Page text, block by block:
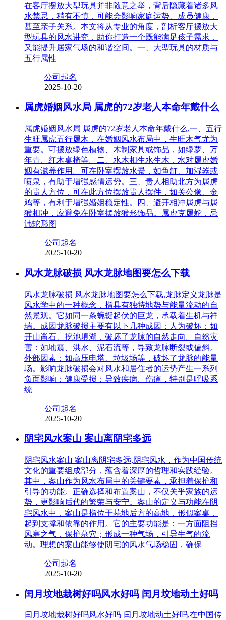
在客厅摆放大型玩具并非随意之举，背后隐藏着诸多风
水禁忌，稍有不慎，可能会影响家庭运势、成员健康，
甚至亲子关系。本文将从专业的角度，剖析客厅摆放大
型玩具的风水讲究，助你打造一个既能满足孩子需求，
又能提升居家气场的和谐空间。一、大型玩具的材质与
五行属性
公司起名
2025-10-20
属虎婚姻风水局 属虎的72岁老人本命年戴什么
属虎婚姻风水局 属虎的72岁老人本命年戴什么,一、五行
生旺属虎五行属木，在婚姻风水布局中，生旺木气尤为
重要。可摆放绿色植物、木制家具或饰品，如绿萝、万
年青、红木桌椅等。二、水木相生水生木，水对属虎婚
姻有滋养作用。可在卧室摆放水景，如鱼缸、加湿器或
喷泉，有助于增强感情运势。三、贵人相助北方为属虎
的贵人方位，可在此方位摆放贵人摆件，如关公像、金
鸡等，有利于增强婚姻稳定性。四、避开相冲属虎与属
猴相冲，应避免在卧室摆放猴形饰品。属虎克属蛇，忌
讳蛇形图
公司起名
2025-10-20
风水龙脉破损 风水龙脉地图要怎么下载
风水龙脉破损 风水龙脉地图要怎么下载,龙脉定义龙脉是
风水学中的一种概念，指具有独特地势与能量流动的自
然景观。它如同一条蜿蜒起伏的巨龙，承载着生机与祥
瑞。成因龙脉破损主要有以下几种成因：人为破坏：如
开山凿石、挖池填湖，破坏了龙脉的自然走向。自然灾
害：如地震、洪水、泥石流等，导致龙脉断裂或偏斜。
外部因素：如高压电塔、垃圾场等，破坏了龙脉的能量
场。影响龙脉破损会对风水和居住者的运势产生一系列
负面影响：健康受损：导致疾病、伤痛，特别是呼吸系
统
公司起名
2025-10-20
阴宅风水案山 案山离阴宅多远
阴宅风水案山 案山离阴宅多远,阴宅风水，作为中国传统
文化的重要组成部分，蕴含着深厚的哲理和实践经验。
其中，案山作为风水布局中的关键要素，承担着保护和
引导的功能。正确选择和布置案山，不仅关乎家族的运
势，更影响后代的繁荣与安宁。案山的定义与功能在阴
宅风水中，案山是指位于墓地后方的高地，形似案桌，
起到支撑和依靠的作用。它的主要功能是：一方面阻挡
风寒之气，保护墓穴；形成一种气场，引导生气的流
动。理想的案山能够使阴宅的风水气场稳固，确保
公司起名
2025-10-20
闰月坟地栽树好吗风水好吗 闰月坟地动土好吗
闰月坟地栽树好吗风水好吗 闰月坟地动土好吗,在中国传